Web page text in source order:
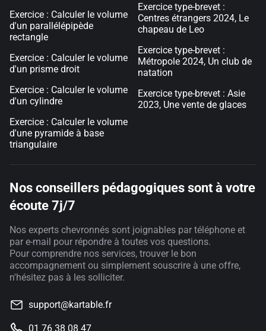
Exercice : Calculer le volume
d'un parallélépipède
rectangle
Exercice : Calculer le volume
d'un prisme droit
Exercice : Calculer le volume
d'un cylindre
Exercice : Calculer le volume
d'une pyramide à base
triangulaire
Exercice type-brevet :
Centres étrangers 2024, Le
chapeau de Leo
Exercice type-brevet :
Métropole 2024, Un club de
natation
Exercice type-brevet : Asie
2023, Une vente de glaces
Nos conseillers pédagogiques sont à votre
écoute 7j/7
Nos experts chevronnés sont joignables par téléphone et
par e-mail pour répondre à toutes vos questions.
Pour comprendre nos services, trouver le bon
accompagnement ou simplement souscrire à une offre,
n'hésitez pas à les solliciter.
support@kartable.fr
01 76 38 08 47